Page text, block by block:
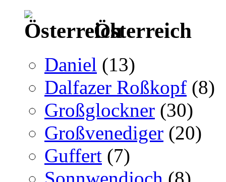
Österreich
Daniel (13)
Dalfazer Roßkopf (8)
Großglockner (30)
Großvenediger (20)
Guffert (7)